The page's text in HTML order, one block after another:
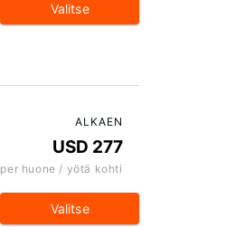
Valitse
ALKAEN
USD 277
per huone / yötä kohti
Valitse